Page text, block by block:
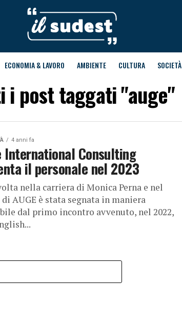
ECONOMIA & LAVORO AMBIENTE CULTURA SOCIETÀ
i post taggati "auge"
4 anni fa
International Consulting
il personale nel 2023
nella carriera di Monica Perna e nel
AUGE è stata segnata in maniera
dal primo incontro avvenuto, nel 2022,